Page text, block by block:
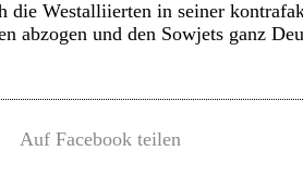
Westalliierten in seiner
abzogen und den Sowjets ganz
Auf Facebook teilen